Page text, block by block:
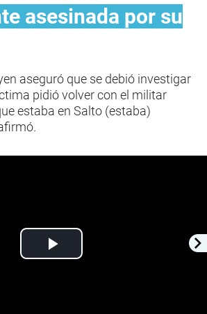
asesinada por su
aseguró que se debió investigar
pidió volver con el militar
estaba en Salto (estaba)
Play